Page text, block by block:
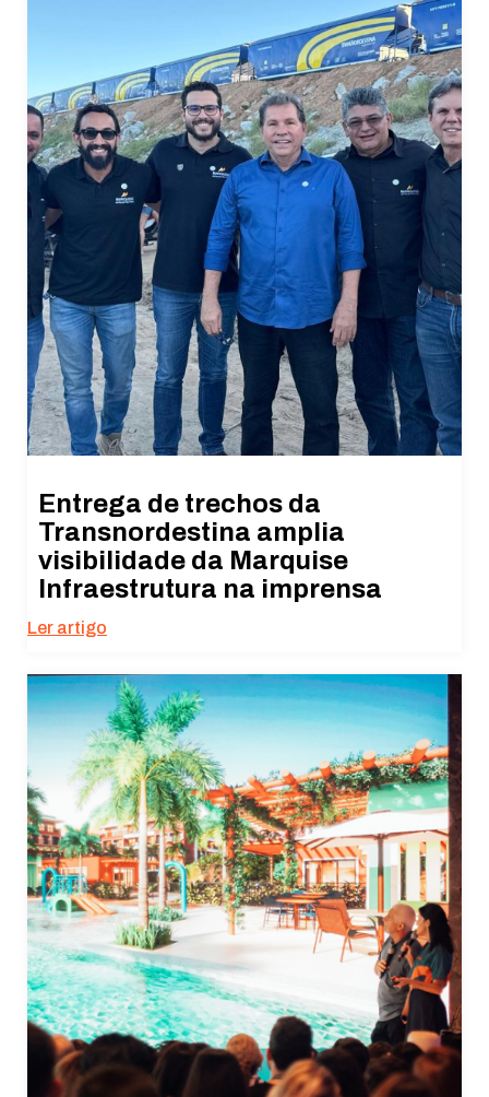
Entrega de trechos da
Transnordestina amplia
visibilidade da Marquise
Infraestrutura na imprensa
Ler artigo